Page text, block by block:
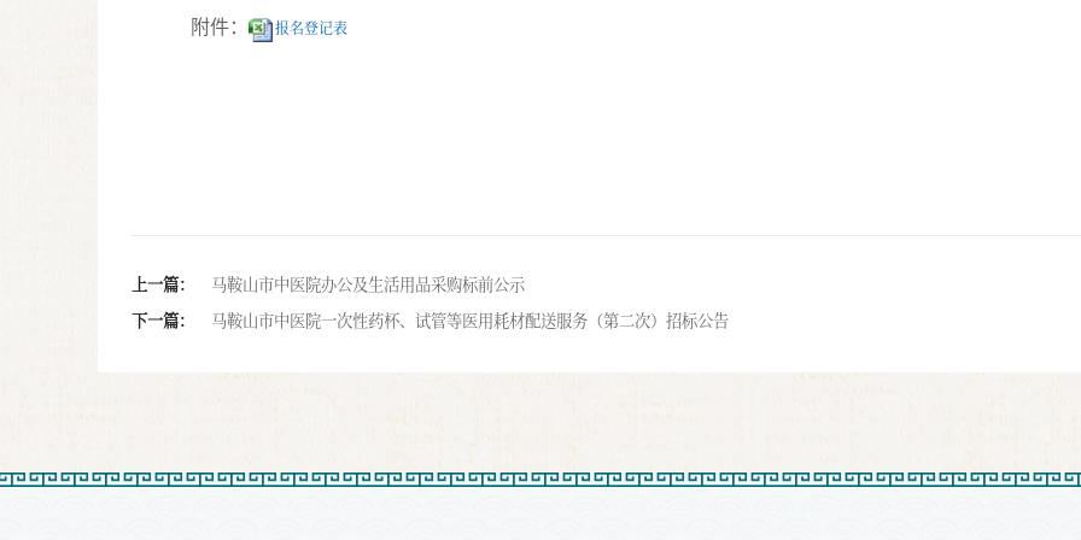
附件： 报名登记表
上一篇：
马鞍山市中医院办公及生活用品采购标前公示
下一篇：
马鞍山市中医院一次性药杯、试管等医用耗材配送服务（第二次）招标公告